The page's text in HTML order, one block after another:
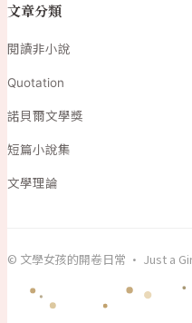
文章分類
閱讀非小說
Quotation
諾貝爾文學獎
短篇小說集
文學理論
© 文學女孩的開卷日常 · Just a